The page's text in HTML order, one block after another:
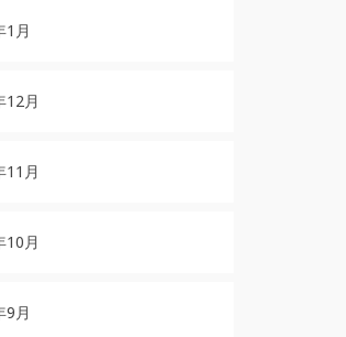
1月
12月
11月
10月
9月